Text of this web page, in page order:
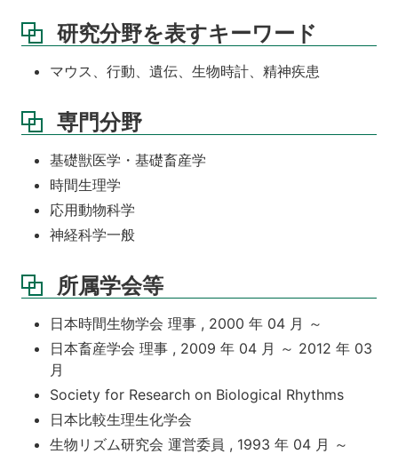
研究分野を表すキーワード
マウス、行動、遺伝、生物時計、精神疾患
専門分野
基礎獣医学・基礎畜産学
時間生理学
応用動物科学
神経科学一般
所属学会等
日本時間生物学会 理事 , 2000 年 04 月 ～
日本畜産学会 理事 , 2009 年 04 月 ～ 2012 年 03
月
Society for Research on Biological Rhythms
日本比較生理生化学会
生物リズム研究会 運営委員 , 1993 年 04 月 ～